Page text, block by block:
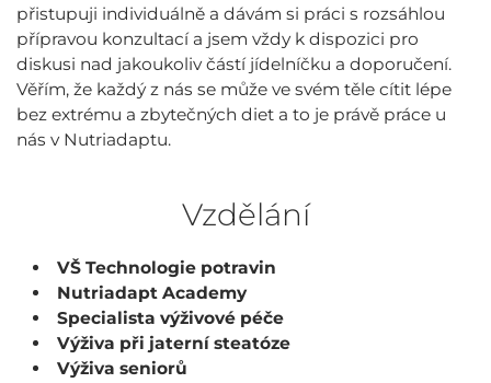
přistupuji individuálně a dávám si práci s rozsáhlou
přípravou konzultací a jsem vždy k dispozici pro
diskusi nad jakoukoliv částí jídelníčku a doporučení.
Věřím, že každý z nás se může ve svém těle cítit lépe
bez extrému a zbytečných diet a to je právě práce u
nás v Nutriadaptu.
Vzdělání
VŠ Technologie potravin
Nutriadapt Academy
Specialista výživové péče
Výživa při jaterní steatóze
Výživa seniorů